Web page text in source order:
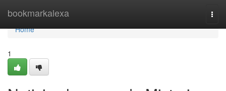
bookmarkalexa
Home
Home
1